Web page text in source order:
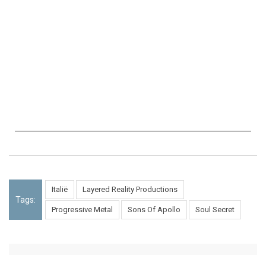
Tags:
Italië Layered Reality Productions
Progressive Metal Sons Of Apollo Soul Secret